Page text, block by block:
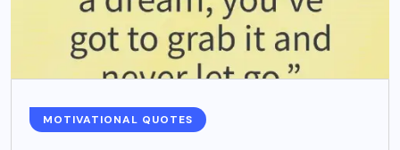
MOTIVATIONAL QUOTES